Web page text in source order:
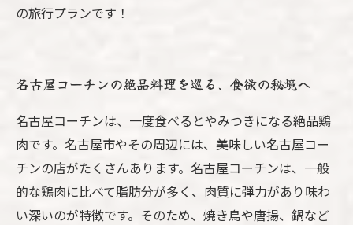
の旅行プランです！
名古屋コーチンの絶品料理を巡る、食欲の秘境へ
名古屋コーチンは、一度食べるとやみつきになる絶品鶏
肉です。名古屋市やその周辺には、美味しい名古屋コー
チンの店がたくさんあります。名古屋コーチンは、一般
的な鶏肉に比べて脂肪分が多く、肉質に弾力があり味わ
い深いのが特徴です。そのため、焼き鳥や唐揚、鍋など